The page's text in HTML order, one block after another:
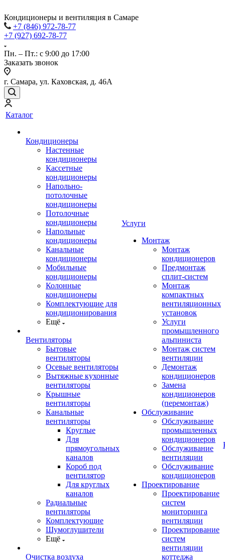
Кондиционеры и вентиляция в Самаре
+7 (846) 972-78-77
+7 (927) 692-78-77
Пн. – Пт.: с 9:00 до 17:00
Заказать звонок
г. Самара, ул. Каховская, д. 46А
Каталог
Кондиционеры
Настенные
кондиционеры
Кассетные
кондиционеры
Напольно-
потолочные
кондиционеры
Потолочные
кондиционеры
Напольные
кондиционеры
Канальные
кондиционеры
Мобильные
кондиционеры
Колонные
кондиционеры
Комплектующие для
кондиционирования
Ещё
Вентиляторы
Бытовые
вентиляторы
Осевые вентиляторы
Вытяжные кухонные
вентиляторы
Крышные
вентиляторы
Канальные
вентиляторы
Круглые
Для
прямоугольных
каналов
Короб под
вентилятор
Для круглых
каналов
Радиальные
вентиляторы
Комплектующие
Шумоглушители
Ещё
Очистка воздуха
Услуги
Монтаж
Монтаж
кондиционеров
Предмонтаж
сплит-систем
Монтаж
компактных
вентиляционных
установок
Услуги
промышленного
альпиниста
Монтаж систем
вентиляции
Демонтаж
кондиционеров
Замена
кондиционеров
(перемонтаж)
Обслуживание
Обслуживание
промышленных
кондиционеров
Обслуживание
вентиляции
Обслуживание
кондиционеров
Проектирование
Проектирование
систем
мониторинга
вентиляции
Проектирование
систем
вентиляции
коттеджа